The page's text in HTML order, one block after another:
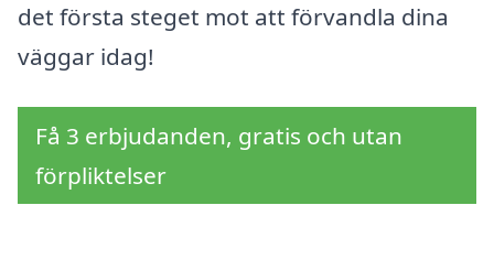
det första steget mot att förvandla dina
väggar idag!
Få 3 erbjudanden, gratis och utan
förpliktelser